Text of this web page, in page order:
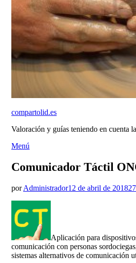
compartolid.es
Valoración y guías teniendo en cuenta
Saltar
contenido
Menú
Comunicador Táctil
porAdministradorPublicado
12 de abril de 2018
Aplicación para
comunicación con personas
sistemas alternativos de comunicación